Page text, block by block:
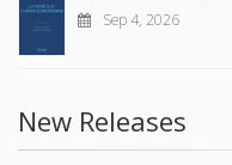
Sep 4, 2026
New Releases